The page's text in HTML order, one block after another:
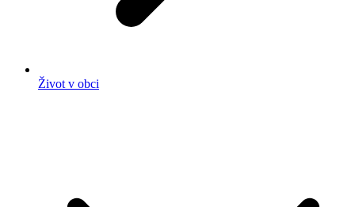
Život v obci